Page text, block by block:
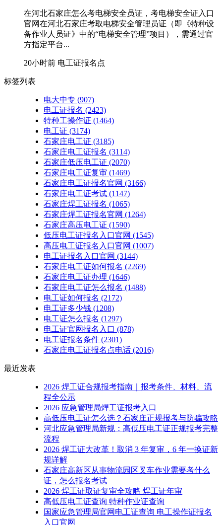
在河北石家庄怎么考电梯安全员证，考电梯安全证入口
官网在河北石家庄考取‌电梯安全管理员证‌（即《特种设
备作业人员证》中的“电梯安全管理”项目），需通过官
方指定平台...
20小时前 电工证报名点
标签列表
电大中专 (907)
电工证报名 (2423)
特种工操作证 (1464)
电工证 (3174)
石家庄电工证 (3185)
石家庄电工证报名 (3114)
石家庄低压电工证 (2070)
石家庄电工证复审 (1469)
石家庄电工证报名官网 (3166)
石家庄电工证考试 (1147)
石家庄焊工证报名 (1065)
石家庄焊工证报名官网 (1264)
石家庄高压电工证 (1590)
低压电工证报名入口官网 (1545)
高压电工证报名入口官网 (1007)
电工证报名入口官网 (3144)
石家庄电工证如何报名 (2269)
石家庄电工证办理 (1646)
石家庄电工证怎么报名 (1488)
电工证如何报名 (2172)
电工证多少钱 (1208)
电工证怎么报名 (1297)
电工证官网报名入口 (878)
电工证报名条件 (2301)
石家庄电工证报名点电话 (2016)
最近发表
2026 焊工证合规报考指南｜报考条件、材料、流
程全公示
2026 应急管理局焊工证报考入口
高低压电工证怎么选？石家庄正规报考与防骗攻略
河北应急管理局新规：高低压电工证正规报考完整
流程
2026 焊工证大改革！取消 3 年复审，6 年一换证新
规详解
石家庄高新区从事物流园区叉车作业需要考什么
证，怎么报名考试
2026 焊工证取证复审全攻略 焊工证年审
高低压电工证查询 特种作业证查询
国家应急管理局官网电工证查询 电工操作证报名
入口官网